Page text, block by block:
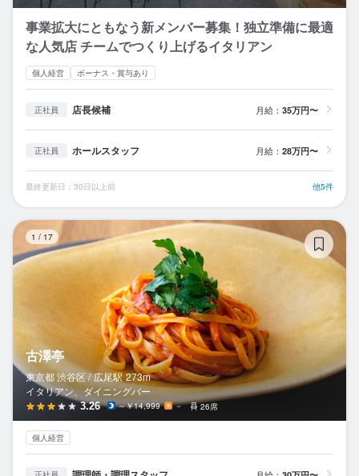
事業拡大にともなう新メンバー募集！独立準備に最適
な人気店 チームでつくり上げるイタリアン
個人経営 ボーナス・賞与あり
正社員 店長候補 月給： 35万円〜
正社員 ホールスタッフ 月給： 28万円〜
最終更新日：30日以上前 他5件
1 / 17
古澤亭
東京都 渋谷区 / 広尾駅 273m
イタリアン、ダイニングバー
3.26 ～￥14,999 － 26席
個人経営